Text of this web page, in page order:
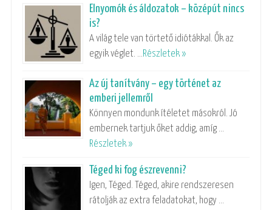
Elnyomók és áldozatok – középút nincs
is?
A világ tele van törtető idiótákkal. Ők az
egyik véglet. …Részletek »
Az új tanítvány – egy történet az
emberi jellemről
Könnyen mondunk ítéletet másokról. Jó
embernek tartjuk őket addig, amíg …
Részletek »
Téged ki fog észrevenni?
Igen, Téged. Téged, akire rendszeresen
rátolják az extra feladatokat, hogy …